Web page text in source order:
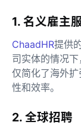
1. 名义雇主
ChaadHR提供
司实体的情况
仅简化了海外
性和效率。
2. 全球招聘